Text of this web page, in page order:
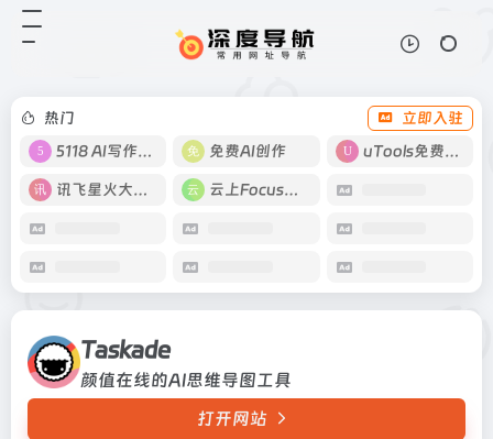
热门
立即入驻
5118 AI写作工具
免费AI创作 uTools免费工具箱
讯飞星火大模型 云上Focus接码
Taskade
颜值在线的AI思维导图工具
打开网站